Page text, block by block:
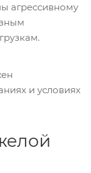
агрессивному
и условиях